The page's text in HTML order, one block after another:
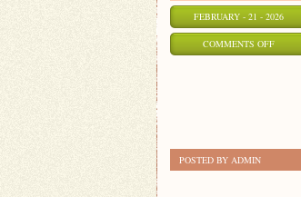
FEBRUARY - 21 - 2026
COMMENTS OFFON
POSTED BY ADMIN